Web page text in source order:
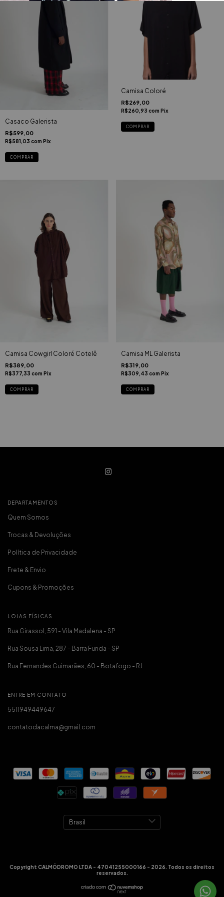
Casaco Galerista
R$599,00
R$581,03 com Pix
COMPRAR
Camisa Coloré
R$269,00
R$260,93 com Pix
COMPRAR
Camisa Cowgirl Coloré Cotelê
R$389,00
R$377,33 com Pix
COMPRAR
Camisa ML Galerista
R$319,00
R$309,43 com Pix
COMPRAR
DEPARTAMENTOS
Quem Somos
Trocas & Devoluções
Política de Privacidade
Frete & Envio
Cupons & Promoções
LOJAS FÍSICAS
Rua Girassol, 591 - Vila Madalena - SP
Rua Sousa Lima, 287 - Barra Funda - SP
Rua Fernandes Guimarães, 60 - Botafogo - RJ
ENTRE EM CONTATO
5511949449647
contatodacalma@gmail.com
Copyright CALMÓDROMO LTDA - 47041255000166 - 2026. Todos os direitos
reservados.